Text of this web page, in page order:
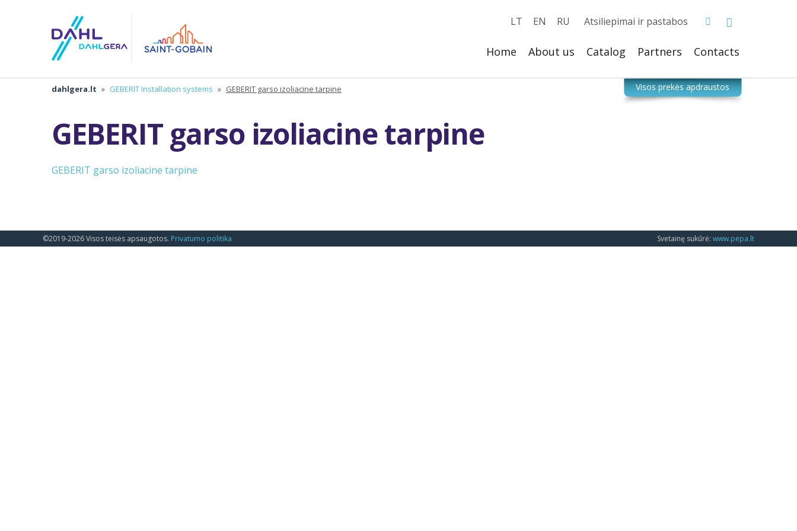
Atsiliepimai ir pastabos
LT EN RU
Home About us Catalog Partners Сontacts
dahlgera.lt » GEBERIT Installation systems » GEBERIT garso izoliacine tarpine
GEBERIT garso izoliacine tarpine
GEBERIT garso izoliacine tarpine
©2019-2026 Visos teisės apsaugotos. Privatumo politika Svetainę sukūrė: www.pepa.lt